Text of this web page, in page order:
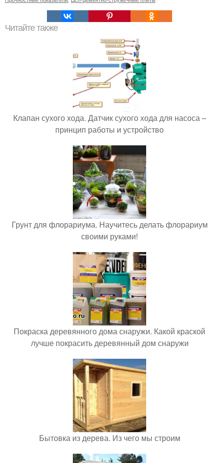
Читайте также
Клапан сухого хода. Датчик сухого хода для насоса –
принцип работы и устройство
Грунт для флорариума. Научитесь делать флорариум
своими руками!
Покраска деревянного дома снаружи. Какой краской
лучше покрасить деревянный дом снаружи
Бытовка из дерева. Из чего мы строим